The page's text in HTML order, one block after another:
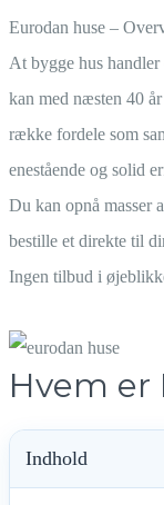
Eurodan huse –
At bygge hus
kan med næsten 40
række fordele som
enestående og solid
Du kan opnå masser
bestille et direkte til
Ingen tilbud i
Hvem er
Indhold